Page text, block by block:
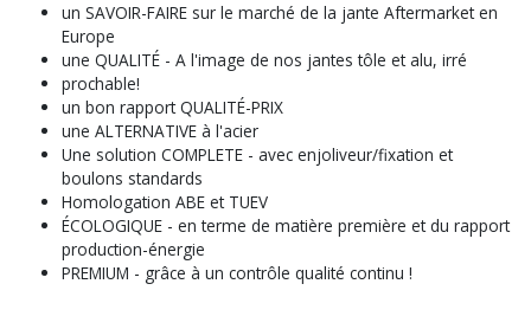
un SAVOIR-FAIRE sur le marché de la jante Aftermarket en
Europe
une QUALITÉ - A l'image de nos jantes tôle et alu, irré
prochable!
un bon rapportQUALITÉ-PRIX
une ALTERNATIVE à l'acier
Une solution COMPLETE - avec enjoliveur/fixation et
boulons standards
Homologation ABE et TUEV
ÉCOLOGIQUE - en terme de matière première et du rapport
production-énergie
PREMIUM - grâce à un contrôle qualité continu !